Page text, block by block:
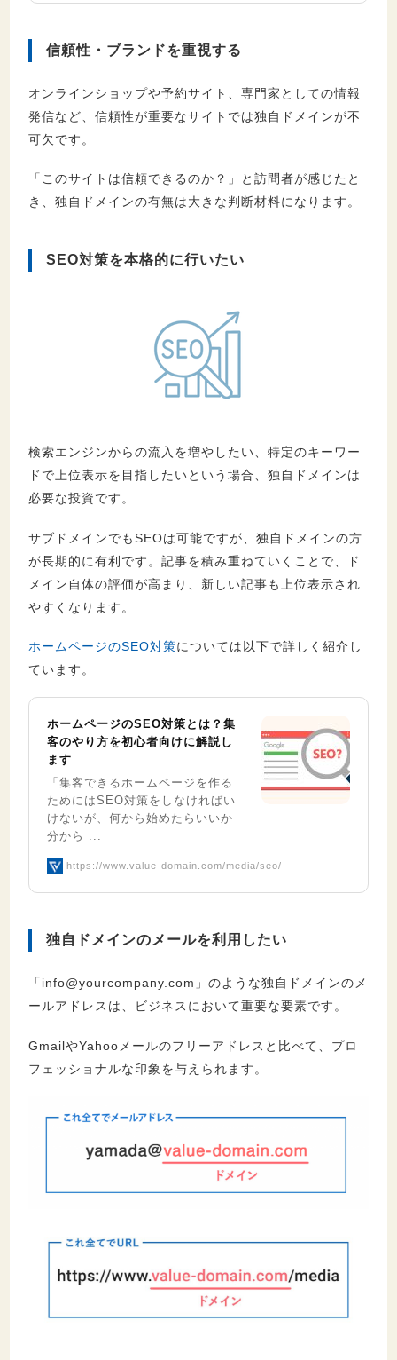
信頼性・ブランドを重視する
オンラインショップや予約サイト、専門家としての情報
発信など、信頼性が重要なサイトでは独自ドメインが不
可欠です。
「このサイトは信頼できるのか？」と訪問者が感じたと
き、独自ドメインの有無は大きな判断材料になります。
SEO対策を本格的に行いたい
検索エンジンからの流入を増やしたい、特定のキーワー
ドで上位表示を目指したいという場合、独自ドメインは
必要な投資です。
サブドメインでもSEOは可能ですが、独自ドメインの方
が長期的に有利です。記事を積み重ねていくことで、ド
メイン自体の評価が高まり、新しい記事も上位表示され
やすくなります。
ホームページのSEO対策については以下で詳しく紹介し
ています。
ホームページのSEO対策とは？集
客のやり方を初心者向けに解説し
ます
「集客できるホームページを作る
ためにはSEO対策をしなければい
けないが、何から始めたらいいか
分から ...
https://www.value-domain.com/media/seo/
独自ドメインのメールを利用したい
「 info@yourcompany.com 」のような独自ドメインのメ
ールアドレスは、ビジネスにおいて重要な要素です。
GmailやYahooメールのフリーアドレスと比べて、プロ
フェッショナルな印象を与えられます。